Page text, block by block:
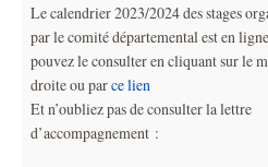
Le calendrier 2023/2024 des stages
par le comité départemental est en
pouvez le consulter en cliquant sur le
droite ou parce lien
Et n’oubliez pas de consulter la lettre
d’accompagnement :